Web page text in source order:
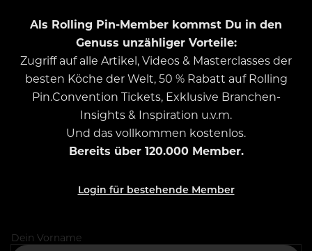
Als Rolling Pin-Member kommst Du in den
Genuss unzähliger Vorteile:
Zugriff auf alle Artikel, Videos & Masterclasses der
besten Köche der Welt, 50 % Rabatt auf Rolling
Pin.Convention Tickets, Exklusive Branchen-
Insights & Inspiration u.v.m.
Und das vollkommen kostenlos.
Bereits über 120.000 Member.
Login für bestehende Member
Dein Vorname